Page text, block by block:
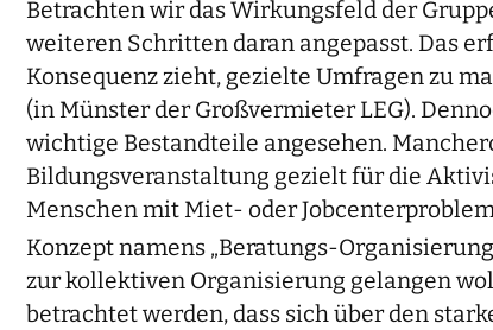
Betrachten wir das Wirkungsfeld der
weiteren Schritten daran angepasst. Das
Konsequenz zieht, gezielte Umfragen zu
(in Münster der Großvermieter LEG).
wichtige Bestandteile angesehen.
Bildungsveranstaltung gezielt für die
Menschen mit Miet- oder
Konzept namens „Beratungs-
zur kollektiven Organisierung gelangen
betrachtet werden, dass sich über den